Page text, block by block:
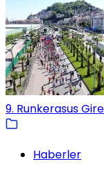
9. Runkerasus
Haberler